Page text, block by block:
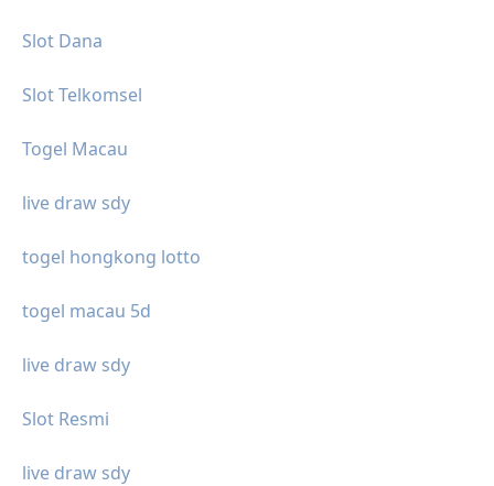
Slot Dana
Slot Telkomsel
Togel Macau
live draw sdy
togel hongkong lotto
togel macau 5d
live draw sdy
Slot Resmi
live draw sdy